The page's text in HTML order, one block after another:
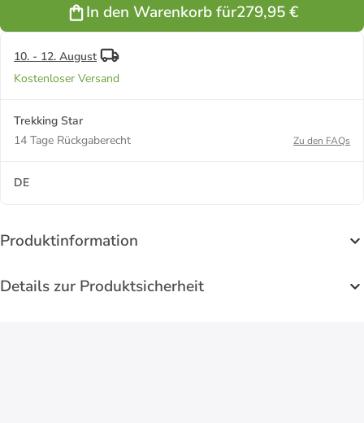
In den Warenkorb für279,95 €
10. - 12. August
Kostenloser Versand
Trekking Star
14 Tage Rückgaberecht
Zu den FAQs
DE
Produktinformation
Details zur Produktsicherheit